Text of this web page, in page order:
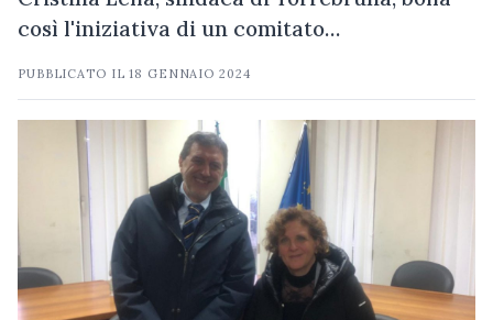
così l'iniziativa di un comitato…
PUBBLICATO IL18 GENNAIO 2024